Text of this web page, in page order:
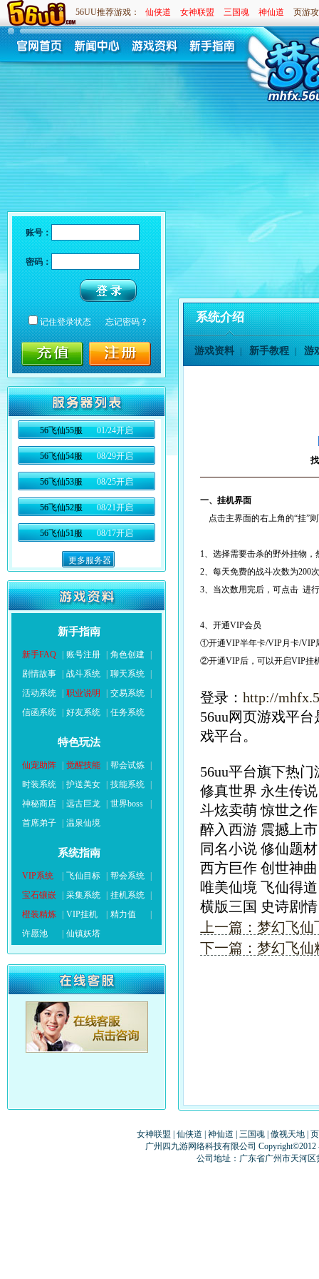
56UU推荐游戏： 仙侠道 女神联盟 三国魂 神仙道 页游
账号：
密码：
记住登录状态 忘记密码？
56飞仙55服 01/24开启
56飞仙54服 08/29开启
56飞仙53服 08/25开启
56飞仙52服 08/21开启
56飞仙51服 08/17开启
更多服务器
新手指南
新手FAQ 账号注册 角色创建
剧情故事
战斗系统 聊天系统
活动系统
职业说明 交易系统
信函系统
好友系统 任务系统
特色玩法
仙宠助阵 觉醒技能 帮会试炼
时装系统
护送美女 技能系统
神秘商店
远古巨龙 世界boss
首席弟子
温泉仙境
系统指南
VIP系统 飞仙目标 帮会系统
宝石镶嵌
采集系统 挂机系统
橙装精炼
VIP挂机 精力值
许愿池
仙镇妖塔
系统介绍
游戏资料 新手教程 游
一、挂机界面
点击主界面的右上角的“挂”
1、选择需要击杀的野外挂物
2、每天免费的战斗次数为200次
3、当次数用完后，可点击 进
4、开通VIP会员
①开通VIP半年卡/VIP月卡/VIP
②开通VIP后，可以开启VIP挂
登录： http://
56uu网页游戏平
戏平台。
56uu平台旗下热门
修真世界 永生传
斗炫卖萌 惊世之
醉入西游 震撼上
同名小说 修仙题
西方巨作 创世神
唯美仙境 飞仙得
横版三国 史诗剧
上一篇：梦幻飞
下一篇：梦幻飞仙
女神联盟 仙侠道 神仙道 三国魂 傲视天地
广州四九游网络科技有限公司 Copyright©2012
公司地址：广东省广州市天河